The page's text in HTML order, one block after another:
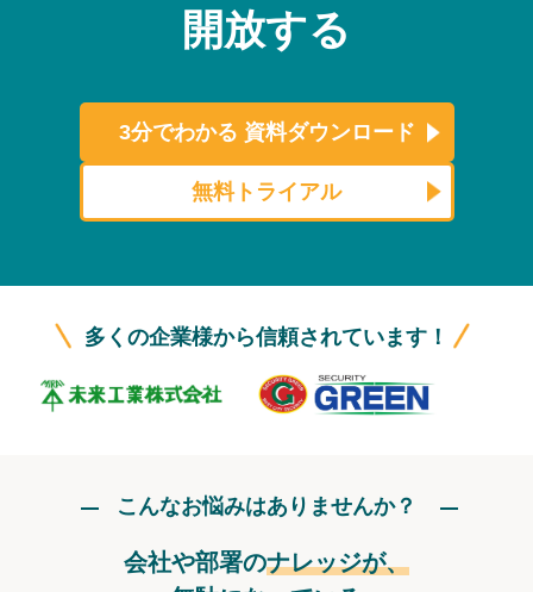
よくある質問
資料ダウンロード
ログイン
開放する
3分でわかる 資料ダウンロード
無料トライアル
多くの企業様から信頼されています！
こんなお悩みはありませんか？
会社や部署のナレッジが、